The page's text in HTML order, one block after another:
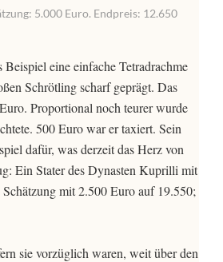
5.000 Euro. Endpreis: 12.650
eine einfache Tetradrachme
Schrötling scharf geprägt. Das
Proportional noch teurer wurde
500 Euro war er taxiert. Sein
dafür, was derzeit das Herz von
Ein Stater des Dynasten Kuprilli mit
mit 2.500 Euro auf 19.550;
sie vorzüglich waren, weit über den